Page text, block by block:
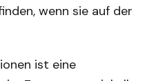
wenn sie auf der
ist eine